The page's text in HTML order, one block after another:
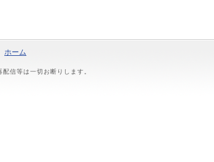
ホーム
信等は一切お断りします。